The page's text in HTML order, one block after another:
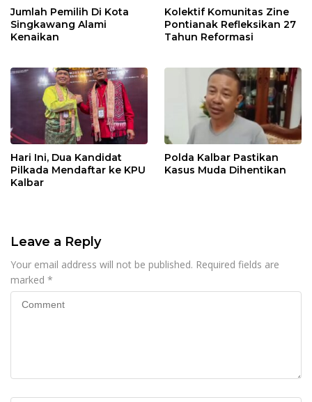
Jumlah Pemilih Di Kota
Singkawang Alami
Kenaikan
Kolektif Komunitas Zine
Pontianak Refleksikan 27
Tahun Reformasi
Hari Ini, Dua Kandidat
Pilkada Mendaftar ke KPU
Kalbar
Polda Kalbar Pastikan
Kasus Muda Dihentikan
Leave a Reply
Your email address will not be published. Required fields are
marked *